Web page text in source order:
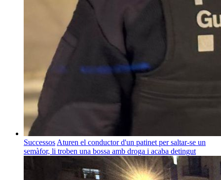
Successos Aturen el conductor d'un patinet per saltar-se un
semàfor, li troben una bossa amb droga i acaba detingut